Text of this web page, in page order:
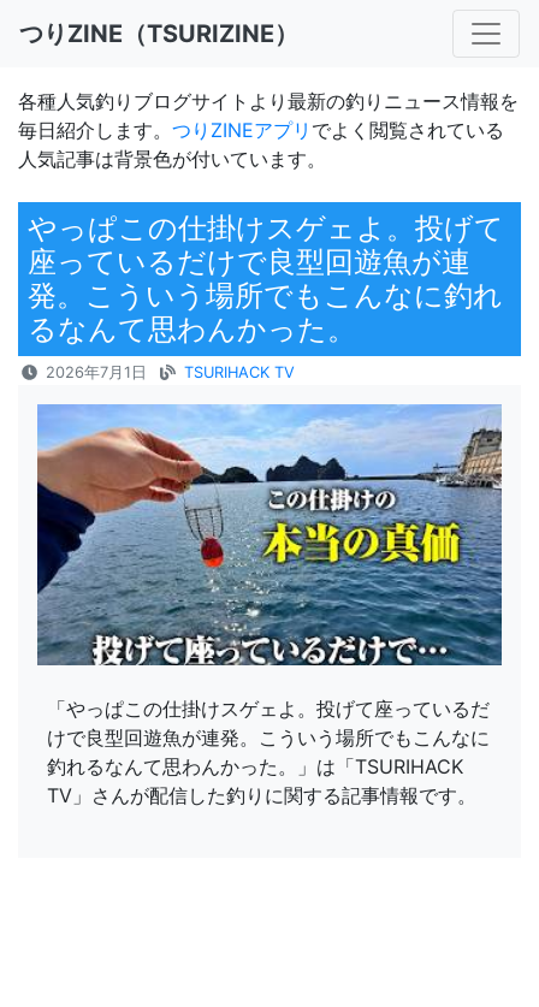
つりZINE（TSURIZINE）
各種人気釣りブログサイトより最新の釣りニュース情報を
毎日紹介します。 つりZINEアプリ でよく閲覧されている
人気記事は背景色が付いています。
やっぱこの仕掛けスゲェよ。投げて
座っているだけで良型回遊魚が連
発。こういう場所でもこんなに釣れ
るなんて思わんかった。
2026年7月1日 TSURIHACK TV
「やっぱこの仕掛けスゲェよ。投げて座っているだ
けで良型回遊魚が連発。こういう場所でもこんなに
釣れるなんて思わんかった。」は「TSURIHACK
TV」さんが配信した釣りに関する記事情報です。